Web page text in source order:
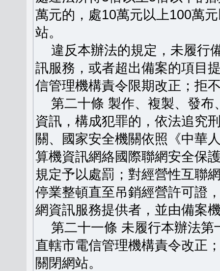
萬元的，處10萬元以上100萬
站。
違反本辦法的規定，未履行
訊服務，或者超出備案的項目
信管理機構責令限期改正；拒
第二十條 製作、複製、發布
資訊，構成犯罪的，依法追究
關、國家安全機關依照《中華
算機資訊網絡國際聯網安全保
規定予以處罰；對經營性互聯
停業整頓直至吊銷經營許可證
網資訊服務提供者，並由備案
第二十一條 未履行本辦法第
直轄市電信管理機構責令改正
關閉網站。